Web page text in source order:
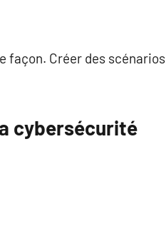
façon. Créer des scénarios
cybersécurité